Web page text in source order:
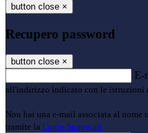
button close ×
Recupero password
button close ×
E-
all'indirizzo indicato con le istruzioni
Non hai una e-mail associata al nome
tramite la Login Spaggiari